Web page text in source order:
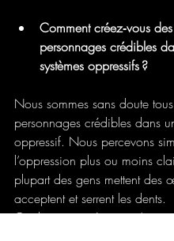
Comment créez‑vous des
personnages crédibles
systèmes oppressifs ?
Nous sommes sans doute
personnages crédibles dans
oppressif. Nous percevons
l’oppression plus ou moins
plupart des gens mettent des
acceptent et serrent les dents.
Quelques‑uns résistent.